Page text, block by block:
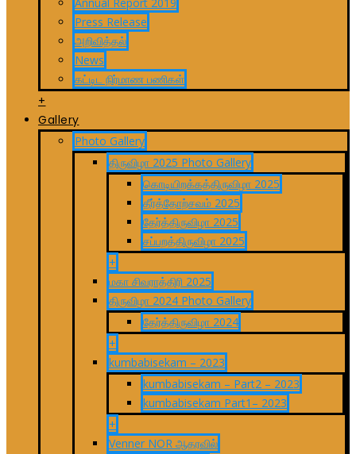
Press Release
அறிவித்தல்
News
கட்டிட நிர்மாண பணிகள்
+
Gallery
Photo Gallery
திருவிழா 2025 Photo Gallery
கொடியிறக்கத்திருவிழா 2025
தீர்த்தோற்சவம் 2025
தேர்த்திருவிழா 2025
சப்பறத்திருவிழா 2025
+
மகா சிவராத்திரி 2025
திருவிழா 2024 Photo Gallery
தேர்த்திருவிழா 2024
+
kumbabisekam – 2023
kumbabisekam – Part2 – 2023
kumbabisekam Part1– 2023
+
Venner NOR ஆதரவில்